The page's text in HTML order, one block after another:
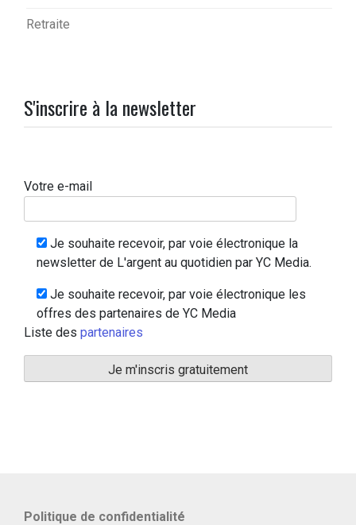
Retraite
S'inscrire à la newsletter
Votre e-mail
Je souhaite recevoir, par voie électronique la
newsletter de L'argent au quotidien par YC Media.
Je souhaite recevoir, par voie électronique les
offres des partenaires de YC Media
Liste des partenaires
Politique de confidentialité